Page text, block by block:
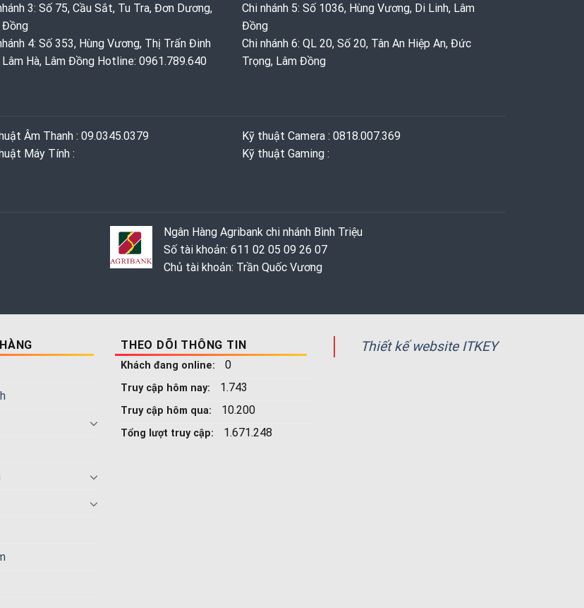
3: Số 75, Cầu Sắt, Tu Tra, Đơn Dương,
Đồng
4: Số 353, Hùng Vương, Thị Trấn Đinh
Lâm Hà, Lâm Đồng Hotline: 0961.789.640
Chi nhánh 5: Số 1036, Hùng Vương, Di Linh, Lâm
Đồng
Chi nhánh 6: QL 20, Số 20, Tân An Hiệp An, Đức
Trọng, Lâm Đồng
Âm Thanh : 09.0345.0379
Máy Tính :
Kỹ thuật Camera : 0818.007.369
Kỹ thuật Gaming ‭: ‬
Ngân Hàng Agribank chi nhánh Bình Triệu
Số tài khoản: 611 02 05 09 26 07
Chủ tài khoản: Trần Quốc Vương
THEO DÕI THÔNG TIN
Khách đang online: 0
Truy cập hôm nay: 1.743
Truy cập hôm qua: 10.200
Tổng lượt truy cập: 1.671.248
Thiết kế website ITKEY